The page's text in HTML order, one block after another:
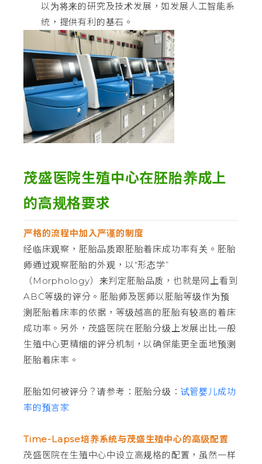
以为将来的研究及技术发展，如发展人工智能系
统，提供有利的基石。
茂盛医院生殖中心在胚胎养成上
的高规格要求
严格的流程中加入严谨的制度
经临床观察，胚胎品质跟胚胎着床成功率有关。胚胎
师通过观察胚胎的外观，以“形态学”
（Morphology）来判定胚胎品质，也就是网上看到
ABC等级的评分。胚胎师及医师以胚胎等级作为预
测胚胎着床率的依据，等级越高的胚胎有较高的着床
成功率。另外，茂盛医院在胚胎分级上发展出比一般
生殖中心更精细的评分机制，以确保能更全面地预测
胚胎着床率。
胚胎如何被评分？请参考：胚胎分级： 试管婴儿成功
率的预言家
Time-Lapse培养系统与茂盛生殖中心的高级配置
茂盛医院在生殖中心中设立高规格的配置，虽然一样